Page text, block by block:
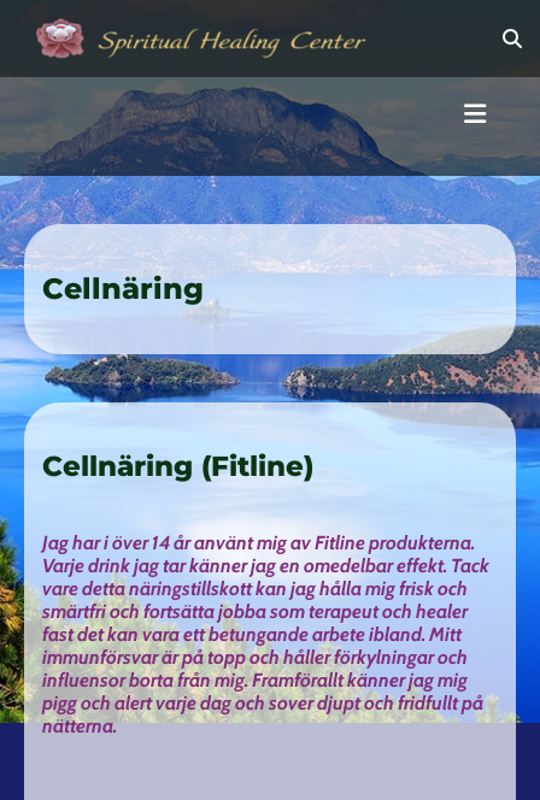
Cellnäring
Cellnäring (Fitline)
Jag har i över 14 år använt mig av Fitline produkterna.
Varje drink jag tar känner jag en omedelbar effekt. Tack
vare detta näringstillskott kan jag hålla mig frisk och
smärtfri och fortsätta jobba som terapeut och healer
fast det kan vara ett betungande arbete ibland. Mitt
immunförsvar är på topp och håller förkylningar och
influensor borta från mig. Framförallt känner jag mig
pigg och alert varje dag och sover djupt och fridfullt på
nätterna.